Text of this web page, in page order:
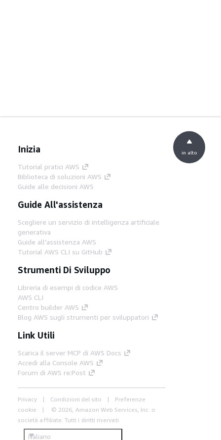
Inizia
Tutorial pratici AWS
Biblioteca di soluzioni AWS
Guide alle decisioni AWS
Guide All'assistenza
Scegliere un servizio di intelligenza artificiale
generativa
Guide all'assistenza AWS
Tutorial AWS CLI su GitHub
Strumenti Di Sviluppo
Libreria di esempi di codice AWS
AWS CLI
Centro builder AWS
Blog AWS sugli strumenti per sviluppatori
Link Utili
Scarica il server MCP di AWS Docs
Accedi alla Console AWS
Forum di AWS re:Post
Privacy Condizioni del sito
Preferenze
cookie
© 2026, Amazon Web Services, Inc. o
società affiliate. Tutti i diritti riservati.
Italiano
in alto